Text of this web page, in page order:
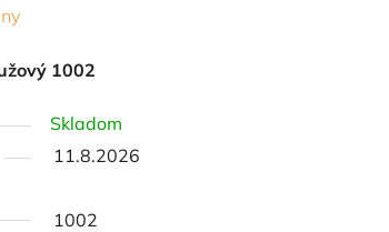
1002
Skladom
11.8.2026
1002